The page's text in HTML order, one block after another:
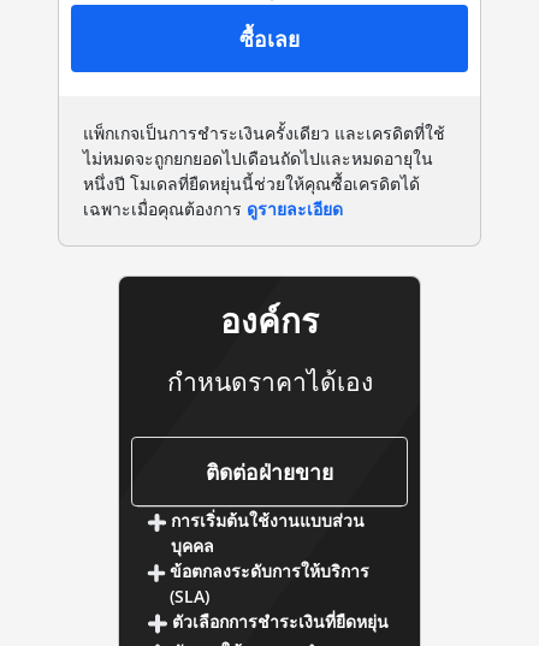
ซื้อเลย
แพ็กเกจเป็นการชำระเงินครั้งเดียว และเครดิตที่ใช้
ไม่หมดจะถูกยกยอดไปเดือนถัดไปและหมดอายุใน
หนึ่งปี โมเดลที่ยืดหยุ่นนี้ช่วยให้คุณซื้อเครดิตได้
เฉพาะเมื่อคุณต้องการ ดูรายละเอียด
องค์กร
กำหนดราคาได้เอง
ติดต่อฝ่ายขาย
การเริ่มต้นใช้งานแบบส่วน
บุคคล
ข้อตกลงระดับการให้บริการ
(SLA)
ตัวเลือกการชำระเงินที่ยืดหยุ่น